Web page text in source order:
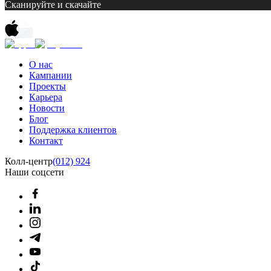
Сканируйте и скачайте
О нас
Кампании
Проекты
Карьера
Новости
Блог
Поддержка клиентов
Контакт
Колл-центр(012) 924
Наши соцсети